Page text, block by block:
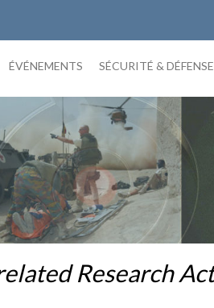
ÉVÉNEMENTS SÉCURITÉ & DÉFENSE
Research